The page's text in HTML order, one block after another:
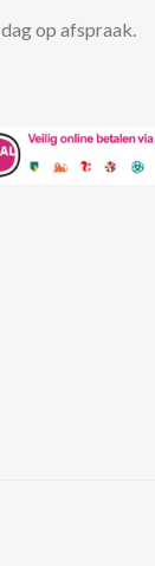
op afspraak.